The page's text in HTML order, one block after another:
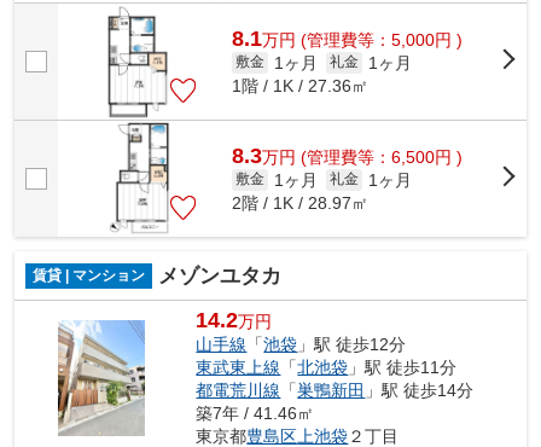
らしをしませんか。１階でも安心のシャッター...
8.1万円 (管理費等：5,000円 )
敷金 1ヶ月 礼金
1ヶ月
1階 / 1K / 27.36㎡
8.3万円 (管理費等：6,500円 )
敷金 1ヶ月 礼金
1ヶ月
2階 / 1K / 28.97㎡
賃貸 | マンション メゾンユタカ
14.2万円
山手線 「池袋 」駅 徒歩12分
東武東上線 「北池袋 」駅 徒歩11分
都電荒川線 「巣鴨新田 」駅 徒歩14分
築7年 / 41.46㎡
東京都豊島区 上池袋２丁目